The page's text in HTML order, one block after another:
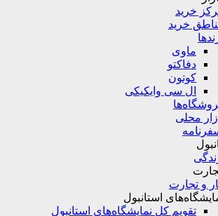
خرید
ماوی
دفاکتو
کوتون
ال سی وایکیکی
محلی
استانبول
تقویم کل نمایشگاه‌های استانبول